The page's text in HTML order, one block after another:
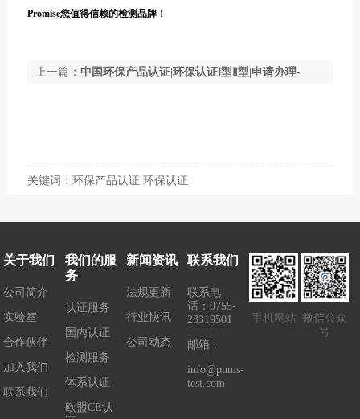
Promise您值得信赖的检测品牌！
上一篇： 中国环保产品认证|环保认证Ⅰ型Ⅱ型|申请办理-
关键词：环保产品认证 环保认证
关于我们
公司简介
实验室
合作伙伴
加入我们
联系我们
我们的服
务
认证服务
国内认证
检测服务
体系认证
欧盟CE认
新闻资讯
法规更新
行业快讯
公司动态
联系我们
联系电
话：0755-
23319501
邮箱：
info@pnms-
test.com
手机网站 微信公众
号